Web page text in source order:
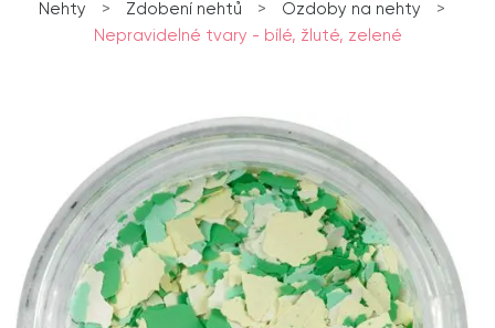
Nehty > Zdobení nehtů > Ozdoby na nehty
>
Nepravidelné tvary - bílé, žluté, zelené